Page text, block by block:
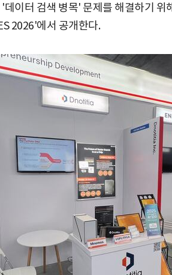
이터 검색 병목' 문제를 해결하기 위
2026'에서 공개한다.